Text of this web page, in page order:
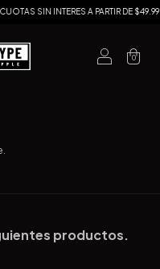
SIN INTERES A PARTIR DE $49.990
0
productos.